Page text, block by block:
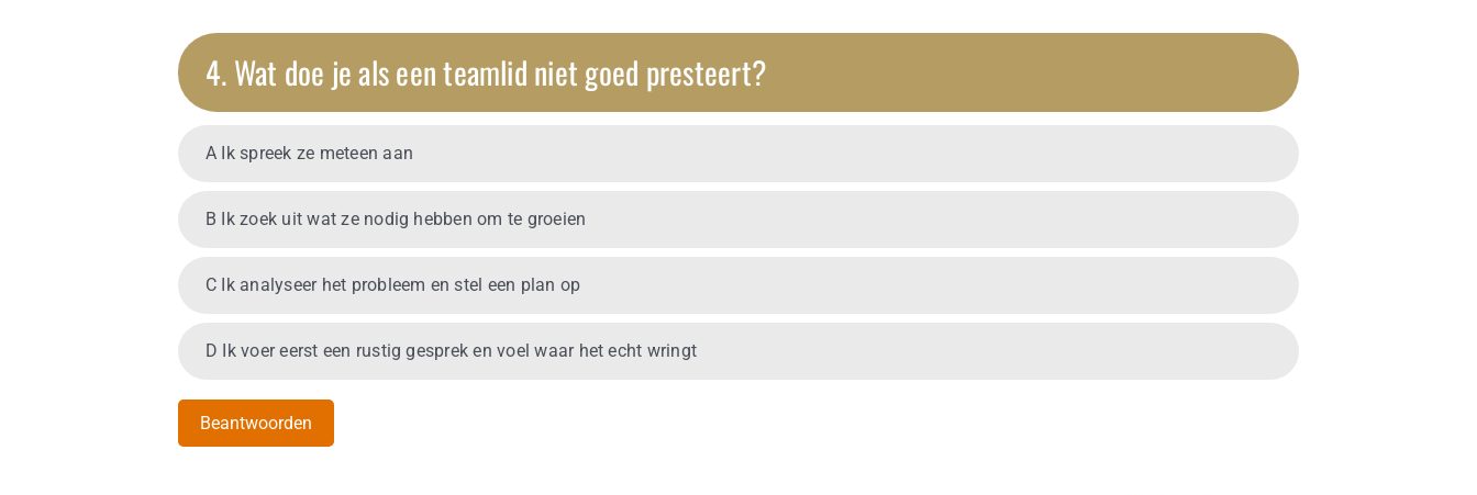
4. Wat doe je als een teamlid niet goed presteert?
A Ik spreek ze meteen aan
B Ik zoek uit wat ze nodig hebben om te groeien
C Ik analyseer het probleem en stel een plan op
D Ik voer eerst een rustig gesprek en voel waar het echt wringt